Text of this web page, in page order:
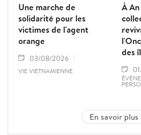
Une marche de
solidarité pour les
victimes de l'agent
orange
03/08/2026
VIE VIETNAMIENNE
À
des
En savoir plus